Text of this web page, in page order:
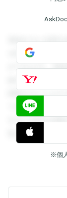
登録すると回答
を閲覧すること
ができます。登
録すると回答を
閲覧することが
できます。登録
すると回答を閲
覧することがで
※個